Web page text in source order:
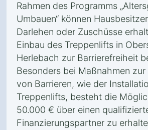
Rahmen des Programms
Umbauen“ können
Darlehen oder Zuschüsse
Einbau des Treppenlifts in
Herlebach zur Barrierefreiheit
Besonders bei Maßnahmen zur
von Barrieren, wie der
Treppenlifts, besteht die
50.000 € über einen
Finanzierungspartner zu